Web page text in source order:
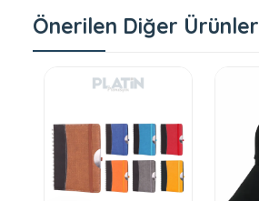
Önerilen Diğer Ürünler